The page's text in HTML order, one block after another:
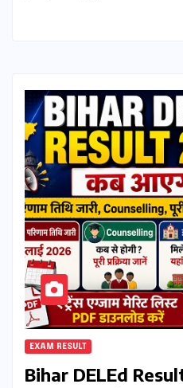
EXAM RESULT
Bihar DELEd